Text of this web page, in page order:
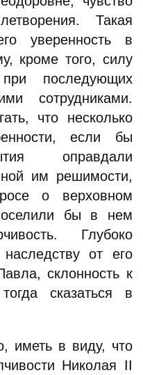
Такая
уверенность в
кроме того, силу
последующих
сотрудниками.
что несколько
если бы
оправдали
им решимости,
о верховном
бы в нем
Глубоко
от его
склонность к
сказаться в
иметь в виду, что
Николая II